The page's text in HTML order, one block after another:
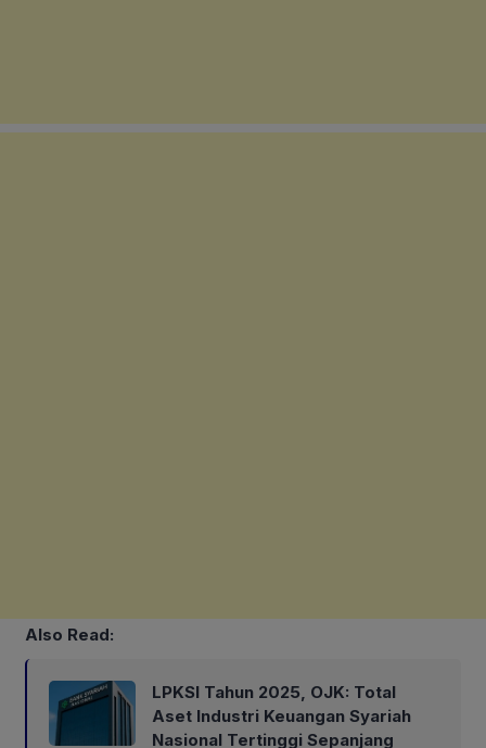
Also Read:
LPKSI Tahun 2025, OJK: Total
Aset Industri Keuangan Syariah
Nasional Tertinggi Sepanjang